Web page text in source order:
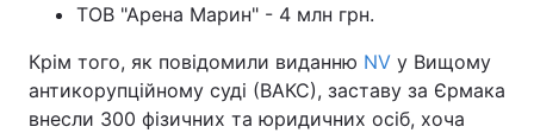
ТОВ "Арена Марин" - 4 млн грн.
Крім того, як повідомили виданню NV у Вищому
антикорупційному суді (ВАКС), заставу за Єрмака
внесли 300 фізичних та юридичних осіб, хоча